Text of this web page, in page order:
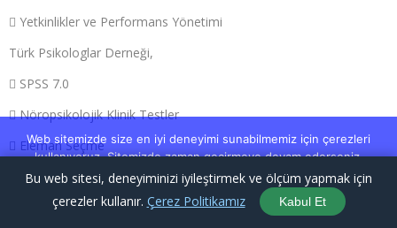
 Yetkinlikler ve Performans Yönetimi
Türk Psikologlar Derneği,
 SPSS 7.0
 Nöropsikolojik Klinik Testler
 Eleman Seçme
 Stres Yönetimi
Bu web sitesi, deneyiminizi iyileştirmek ve ölçüm yapmak için
çerezler kullanır. Çerez Politikamız Kabul Et
Web sitemizde size en iyi deneyimi sunabilmemiz için çerezleri
kullanıyoruz. Sitemizde zaman geçirmeye devam ederseniz,
çerez politikamızı kabul etmelisiniz.
Kabul Ediyorum
Gizlilik politikası